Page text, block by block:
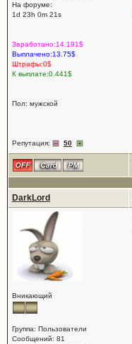
На форуме:
1d 23h 0m 21s
Заработано:14.191$
Выплачено:13.75$
Штрафы:0$
К выплате:0.441$
Пол: мужской
Репутация: 50
DarkLord
Вникающий
Группа: Пользователи
Сообщений: 81